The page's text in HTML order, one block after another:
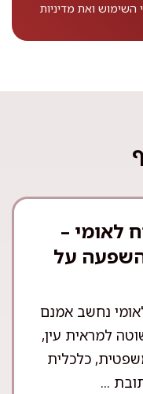
השימוש ואת מדיניות
לאומי –
על
נחשב אמנם
למראית עין,
כלכלית
...